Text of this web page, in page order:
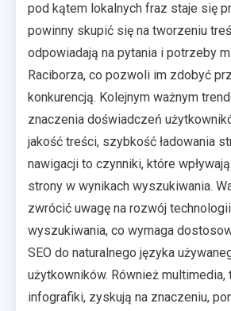
pod kątem lokalnych fraz staje się
powinny skupić się na tworzeniu
odpowiadają na pytania i potrzeby
Raciborza, co pozwoli im zdobyć
konkurencją. Kolejnym ważnym
znaczenia doświadczeń
jakość treści, szybkość ładowania
nawigacji to czynniki, które
strony w wynikach wyszukiwania.
zwrócić uwagę na rozwój
wyszukiwania, co wymaga
SEO do naturalnego języka
użytkowników. Również
infografiki, zyskują na znaczeniu,